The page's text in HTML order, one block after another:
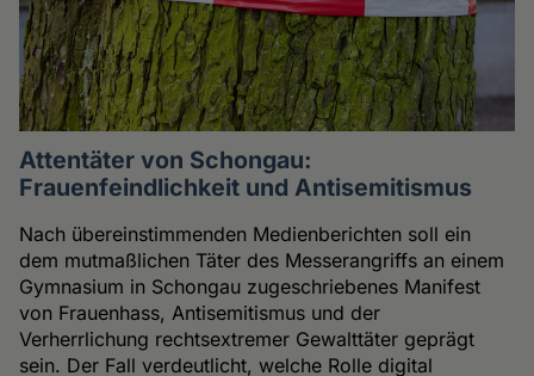
Attentäter von Schongau:
Frauenfeindlichkeit und Antisemitismus
Nach übereinstimmenden Medienberichten soll ein
dem mutmaßlichen Täter des Messerangriffs an einem
Gymnasium in Schongau zugeschriebenes Manifest
von Frauenhass, Antisemitismus und der
Verherrlichung rechtsextremer Gewalttäter geprägt
sein. Der Fall verdeutlicht, welche Rolle digital